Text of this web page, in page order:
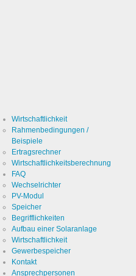
Wirtschaftlichkeit
Rahmenbedingungen /
Beispiele
Ertragsrechner
Wirtschaftlichkeitsberechnung
FAQ
Wechselrichter
PV-Modul
Speicher
Begrifflichkeiten
Aufbau einer Solaranlage
Wirtschaftlichkeit
Gewerbespeicher
Kontakt
Ansprechpersonen